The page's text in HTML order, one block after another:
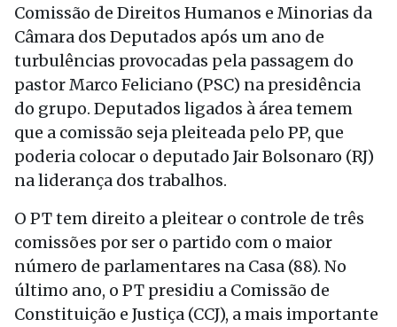
Comissão de Direitos Humanos e Minorias da
Câmara dos Deputados após um ano de
turbulências provocadas pela passagem do
pastor Marco Feliciano (PSC) na presidência
do grupo. Deputados ligados à área temem
que a comissão seja pleiteada pelo PP, que
poderia colocar o deputado Jair Bolsonaro (RJ)
na liderança dos trabalhos.
O PT tem direito a pleitear o controle de três
comissões por ser o partido com o maior
número de parlamentares na Casa (88). No
último ano, o PT presidiu a Comissão de
Constituição e Justiça (CCJ), a mais importante